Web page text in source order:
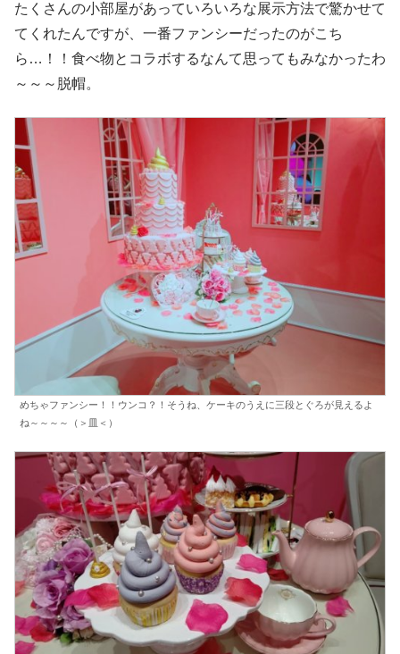
たくさんの小部屋があっていろいろな展示方法で驚かせて
てくれたんですが、一番ファンシーだったのがこち
ら…！！食べ物とコラボするなんて思ってもみなかったわ
～～～脱帽。
めちゃファンシー！！ウンコ？！そうね、ケーキのうえに三段とぐろが見えるよ
ね～～～～（＞皿＜）